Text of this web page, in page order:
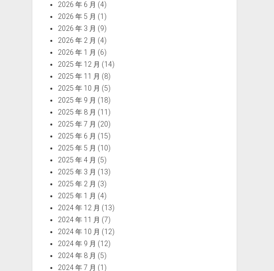
2026 年 6 月 (4)
2026 年 5 月 (1)
2026 年 3 月 (9)
2026 年 2 月 (4)
2026 年 1 月 (6)
2025 年 12 月 (14)
2025 年 11 月 (8)
2025 年 10 月 (5)
2025 年 9 月 (18)
2025 年 8 月 (11)
2025 年 7 月 (20)
2025 年 6 月 (15)
2025 年 5 月 (10)
2025 年 4 月 (5)
2025 年 3 月 (13)
2025 年 2 月 (3)
2025 年 1 月 (4)
2024 年 12 月 (13)
2024 年 11 月 (7)
2024 年 10 月 (12)
2024 年 9 月 (12)
2024 年 8 月 (5)
2024 年 7 月 (1)